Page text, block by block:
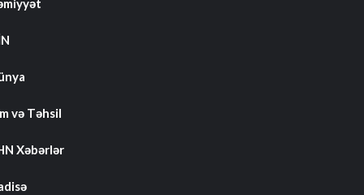
və Təhsil
Xəbərlər